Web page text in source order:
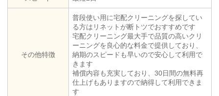
その他特徴
普段使い用に宅配クリーニングを探してい
る方はリネットが断トツでおすすめです
宅配クリーニング最大手で品質の高いクリ
ーニングを良心的な料金で提供しており、
納期のスピードも早いので安心して利用で
きます
補償内容も充実しており、30日間の無料再
仕上げもありますので納得して利用できま
す